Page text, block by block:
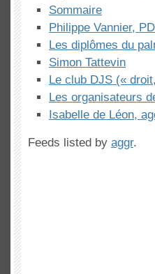
Sommaire
Philippe Vannier,
Les diplômes du
Simon Tattevin
Le club DJS («
Les organisateurs
Isabelle de Léon,
Feeds listed by aggr.